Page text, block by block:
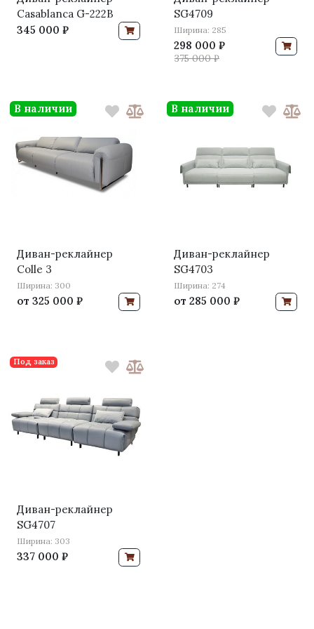
Casablanca G-222B
345 000 ₽
SG4709
Ширина: 285
298 000 ₽
375 000 ₽
Диван-реклайнер
Colle 3
Ширина: 300
от 325 000 ₽
В наличии
Диван-реклайнер
SG4703
Ширина: 274
от 285 000 ₽
В наличии
Диван-реклайнер
SG4707
Ширина: 303
337 000 ₽
Под заказ